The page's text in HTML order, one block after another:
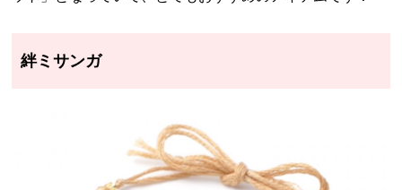
絆ミサンガ